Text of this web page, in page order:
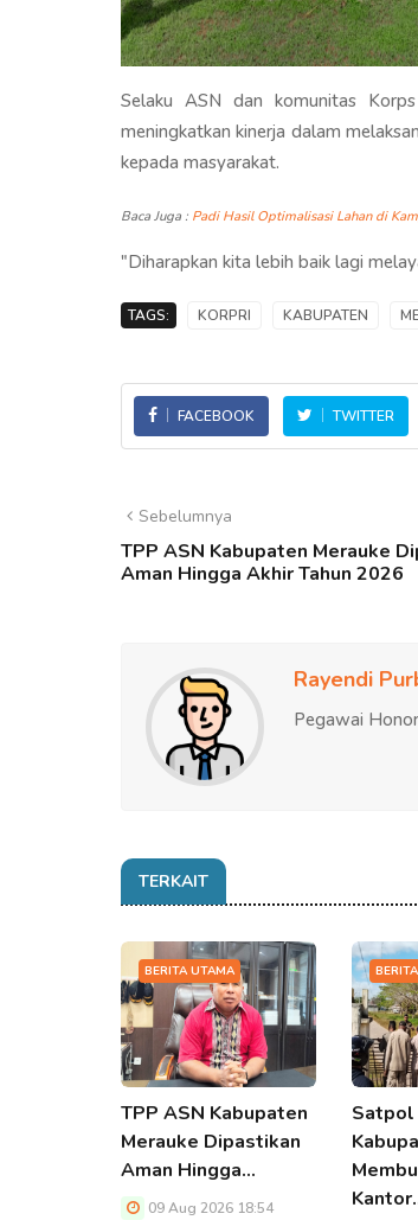
Selaku ASN dan komunitas
meningkatkan kinerja dalam
kepada masyarakat.
Baca Juga : Padi Hasil Optimalisasi Lahan di
"Diharapkan kita lebih baik lagi
TAGS: KORPRI KABUPATEN
FACEBOOK TWITTER
Sebelumnya
TPP ASN Kabupaten Merauke
Aman Hingga Akhir Tahun 2026
Rayendi
Pegawai
TERKAIT
BERITA UTAMA
TPP ASN Kabupaten
Merauke Dipastikan
Aman Hingga…
09 Aug 2026 18:54
Satpol